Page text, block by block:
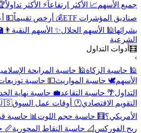
جميع الأسهم📈 الأكثر ارتفاعاً⚡ الأكثر تداولاً
صناديق المؤشرات ETF
💰 أرخص تقييماً💵
بشرائها🕌 الأسهم الحلال ✨ الأسهم النقية
الشرعية
🧮أدوات التداول
🕌 حاسبة الزكاة🕌 حاسبة المرابحة
الأسهم🕊️ حاسبة المواريث💵 حاسبة توزيعات
التداول 🌴 حاسبة التقاعد💼 حاسبة نهاية
التقويم الاقتصادي🕐 أوقات عمل السوق
الأمريكي؟🧮 حاسبة حجم اللوت📊 حاسبة
ربح الفوركس 📐 حاسبة النقاط المحورية📏